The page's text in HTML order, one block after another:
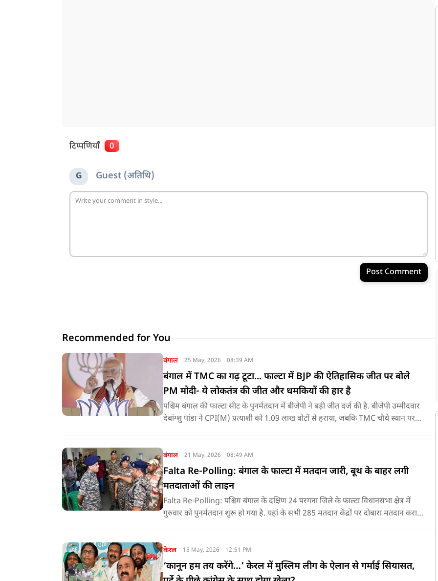
टिप्पणियाँ 0
G Guest (अतिथि)
Post Comment
Recommended for You
बंगाल 25 May, 2026 08:39 AM
बंगाल में TMC का गढ़ टूटा... फाल्टा में BJP की ऐतिहासिक जीत पर बोले
PM मोदी- ये लोकतंत्र की जीत और धमकियों की हार है
पश्चिम बंगाल की फाल्टा सीट के पुनर्मतदान में बीजेपी ने बड़ी जीत दर्ज की है. बीजेपी उम्मीदवार
देबांग्शु पांडा ने CPI(M) प्रत्याशी को 1.09 लाख वोटों से हराया, जबकि TMC चौथे स्थान पर
बंगाल 21 May, 2026 08:49 AM
Falta Re-Polling: बंगाल के फाल्टा में मतदान जारी, बूथ के बाहर लगी
मतदाताओं की लाइन
Falta Re-Polling: पश्चिम बंगाल के दक्षिण 24 परगना जिले के फाल्टा विधानसभा क्षेत्र में
गुरुवार को पुनर्मतदान शुरू हो गया है. यहां के सभी 285 मतदान केंद्रों पर दोबारा मतदान कराया
केरल 15 May, 2026 12:51 PM
‘कानून हम तय करेंगे…’ केरल में मुस्लिम लीग के ऐलान से गर्माई सियासत,